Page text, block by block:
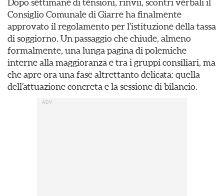
Dopo settimane di tensioni, rinvii, scontri verbali il
Consiglio Comunale di Giarre ha finalmente
approvato il regolamento per l’istituzione della tassa
di soggiorno. Un passaggio che chiude, almeno
formalmente, una lunga pagina di polemiche
interne alla maggioranza e tra i gruppi consiliari, ma
che apre ora una fase altrettanto delicata: quella
dell’attuazione concreta e la sessione di bilancio.